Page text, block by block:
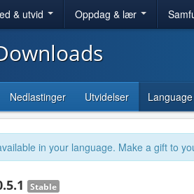
& utvid Oppdag & lær
Nedlastinger Utvidelser
in your language. Make a gift to
Stable